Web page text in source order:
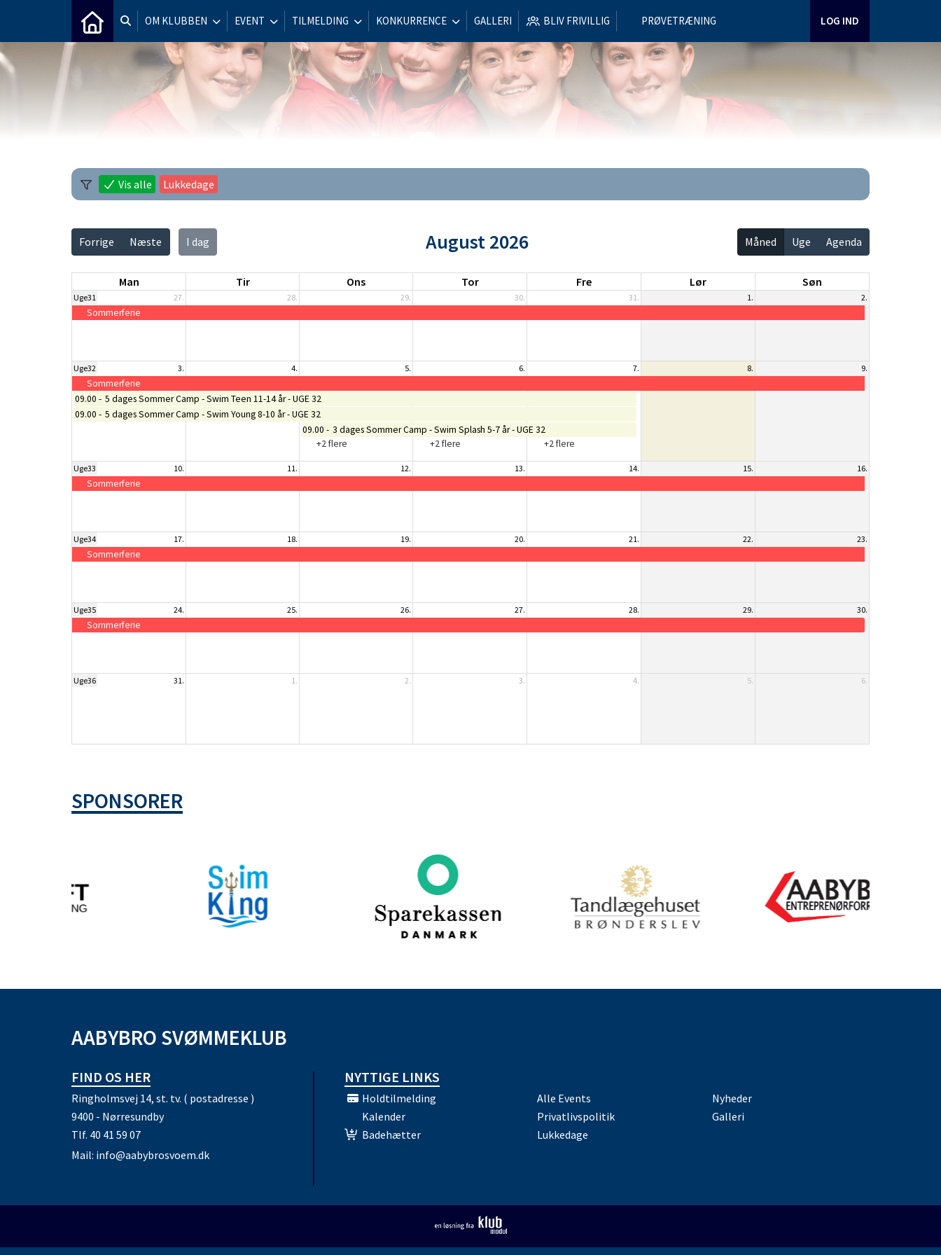
OM KLUBBEN EVENT TILMELDING KONKURRENCE GALLERI BLIV FRIVILLIG PRØVETRÆNING LOG IND
Vis alle Lukkedage
Forrige Næste I dag August 2026 Måned Uge Agenda
Man Tir Ons Tor Fre Lør Søn
Uge31 27.
Sommerferie
28. 29. 30. 31. 1. 2.
Uge32 3.
Sommerferie
09.00
5 dages Sommer Camp - Swim Teen 11-14 år - UGE 32
09.00
5 dages Sommer Camp - Swim Young 8-10 år - UGE 32
4. 5.
09.00
3 dages Sommer Camp - Swim Splash 5-7 år - UGE 32
+2 flere
6.
+2 flere
7.
+2 flere
8. 9.
Uge33 10.
Sommerferie
11. 12. 13. 14. 15. 16.
Uge34 17.
Sommerferie
18. 19. 20. 21. 22. 23.
Uge35 24.
Sommerferie
25. 26. 27. 28. 29. 30.
Uge36 31. 1. 2. 3. 4. 5. 6.
SPONSORER
AABYBRO SVØMMEKLUB
FIND OS HER
Ringholmsvej 14, st. tv. ( postadresse )
9400 - Nørresundby
Tlf. 40 41 59 07
Mail: info@aabybrosvoem.dk
NYTTIGE LINKS
Holdtilmelding Alle Events
Nyheder
Kalender
Privatlivspolitik
Galleri
Badehætter
Lukkedage